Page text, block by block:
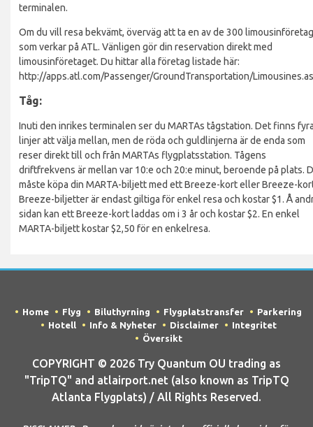
terminalen.
Om du vill resa bekvämt, överväg att ta en av de 300 limousinföretag
som verkar på ATL. Vänligen gör din reservation direkt med
limousinföretaget. Du hittar alla företag listade här:
http://apps.atl.com/Passenger/GroundTransportation/
Tåg:
Inuti den inrikes terminalen ser du MARTAs tågstation. Det finns
linjer att välja mellan, men de röda och guldlinjerna är de enda som
reser direkt till och från MARTAs flygplatsstation. Tågens
driftfrekvens är mellan var 10:e och 20:e minut, beroende på plats.
måste köpa din MARTA-biljett med ett Breeze-kort eller Breeze-
Breeze-biljetter är endast giltiga för enkel resa och kostar $1. Å
sidan kan ett Breeze-kort laddas om i 3 år och kostar $2. En enkel
MARTA-biljett kostar $2,50 för en enkelresa.
Home Flyg Biluthyrning Flygplatstransfer
Parkering
Hotell
Info & Nyheter Disclaimer
Integritet
Översikt
COPYRIGHT © 2026 Try Quantum OU trading as
"TripTQ" and atlairport.net (also known as TripTQ
Atlanta Flygplats) / All Rights Reserved.